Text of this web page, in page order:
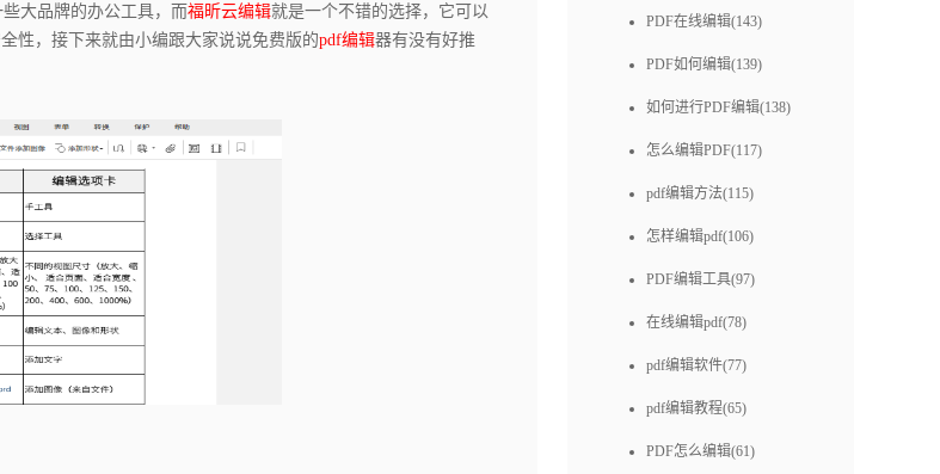
大品牌的办公工具，而福昕云编辑就是一个不错的选择，它可以
性，接下来就由小编跟大家说说免费版的pdf编辑器有没有好推
PDF在线编辑(143)
PDF如何编辑(139)
如何进行PDF编辑(138)
怎么编辑PDF(117)
pdf编辑方法(115)
怎样编辑pdf(106)
PDF编辑工具(97)
在线编辑pdf(78)
pdf编辑软件(77)
pdf编辑教程(65)
PDF怎么编辑(61)